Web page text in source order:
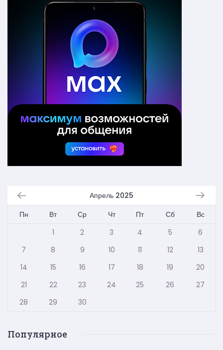
Апрель 2025
Пн
Вт Ср Чт Пт Сб
Вс
1
2 3 4 5
6
7
8 9 10 11 12
13
14
15 16 17 18 19
20
21
22 23 24 25 26
27
28
29 30
Популярное